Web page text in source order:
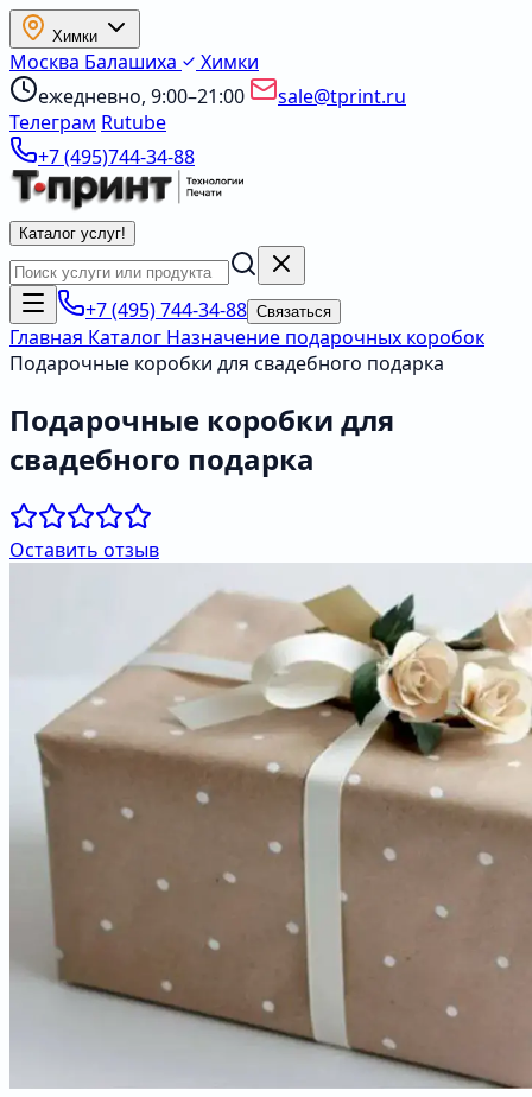
Химки
Москва Балашиха
Химки
ежедневно, 9:00–21:00
sale@tprint.ru
Телеграм Rutube
+7 (495)744-34-88
Каталог услуг!
+7 (495) 744-34-88 Связаться
Главная Каталог Назначение подарочных коробок
Подарочные коробки для свадебного подарка
Подарочные коробки для
свадебного подарка
Оставить отзыв